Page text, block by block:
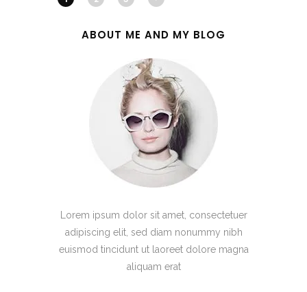
ABOUT ME AND MY BLOG
Lorem ipsum dolor sit amet, consectetuer
adipiscing elit, sed diam nonummy nibh
euismod tincidunt ut laoreet dolore magna
aliquam erat